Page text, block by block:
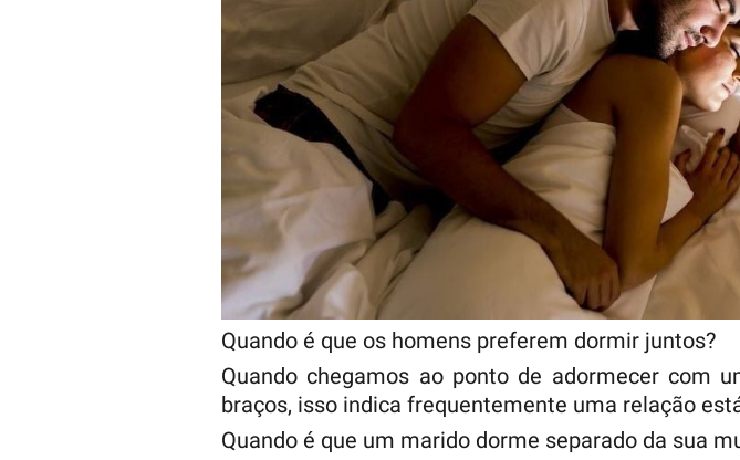
Quando é que os homens preferem dormir juntos?
Quando chegamos ao ponto de adormecer com
braços, isso indica frequentemente uma relação
Quando é que um marido dorme separado da sua